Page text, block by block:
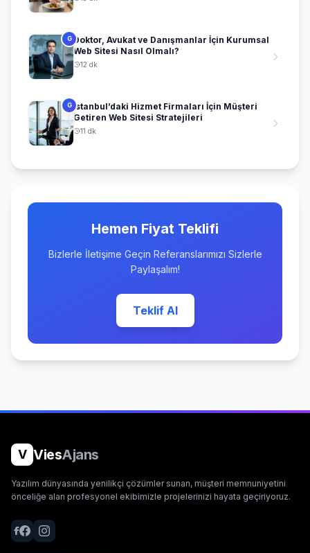
G Doktor, Avukat ve Danışmanlar İçin Kurumsal
Web Sitesi Nasıl Olmalı?
12 dk
G İstanbul’daki Hizmet Firmaları İçin Müşteri
Getiren Web Sitesi Stratejileri
11 dk
Hemen Fiyat Teklifi
Bizlerle İletişime Geçin Referanslarımızı Sizlerle
Paylaşalım!
Teklif Al
V ViesAjans
Yazılım dünyasında yenilikçi çözümler sunan, müşteri memnuniyetini
önceliğe alan profesyonel ekibimizle projelerinizi hayata geçiriyoruz.